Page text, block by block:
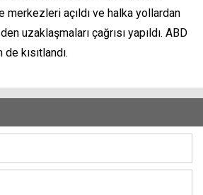
merkezleri açıldı ve halka yollardan
uzaklaşmaları çağrısı yapıldı. ABD
kısıtlandı.